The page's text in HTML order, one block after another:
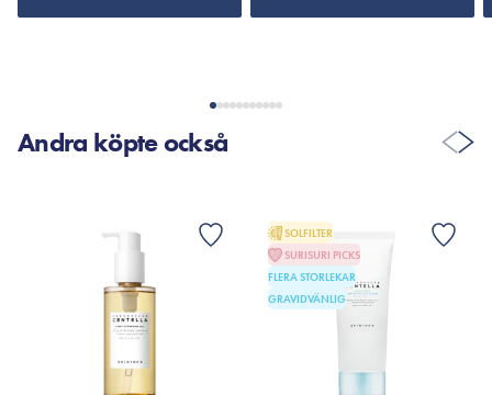
Andra köpte också
SOLFILTER
SURISURI PICKS
FLERA STORLEKAR
GRAVIDVÄNLIG